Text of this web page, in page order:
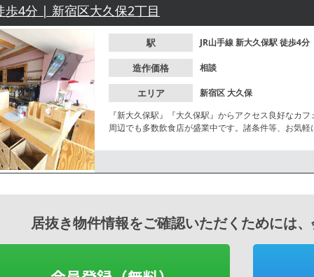
4分 | 新宿区大久保2丁目
駅 JR山手線新大久保駅徒歩4分
造作価格 相談
エリア 新宿区大久保
『新大久保駅』『大久保駅』からアクセス良好なカ
周辺でも多数飲食店が盛業中です。諸条件等、お気
居抜き物件情報をご確認いただくためには